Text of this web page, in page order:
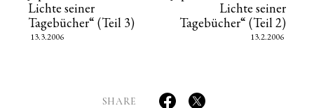
Lichte seiner
Tagebücher“ (Teil 3)
13.3.2006
Lichte seiner
Tagebücher“ (Teil 2)
13.2.2006
SHARE